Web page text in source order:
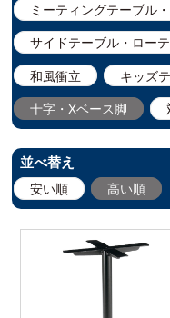
ミーティングテーブル
サイドテーブル・ロー
和風衝立 キッズ
十字・Xベース脚
並べ替え
安い順 高い順